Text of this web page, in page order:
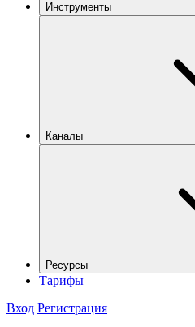
Инструменты
Каналы
Ресурсы
Тарифы
Вход Регистрация